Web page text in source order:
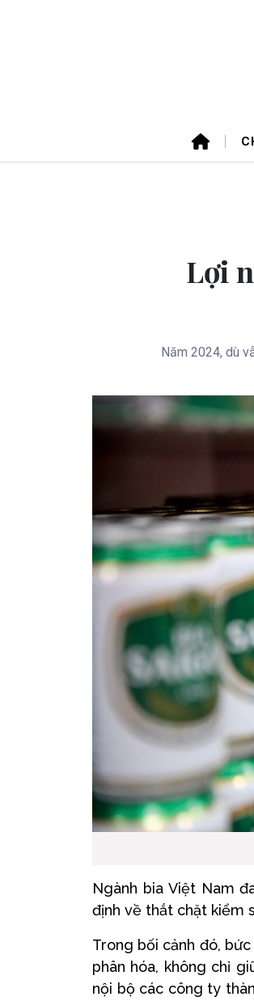
Lợi
Năm 2024, dù
Ngành bia Việt Nam
định về thắt chặt kiểm
Trong bối cảnh đó,
phân hóa, không chỉ
nội bộ các công ty